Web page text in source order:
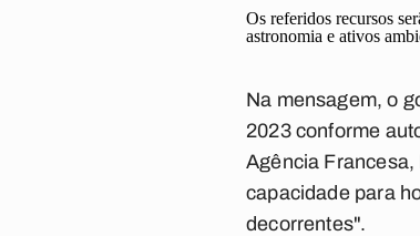
Os referidos recursos
astronomia e ativos
Na mensagem, o
2023 conforme
Agência
capacidade para
decorrentes".